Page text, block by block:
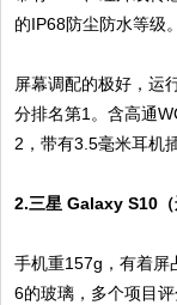
的IP68防尘防水等级。
屏幕调配的极好，运
分排名第1。含高通
2，带有3.5毫米耳机
2.三星 Galaxy S10（
手机重157g，有着屏
6的玻璃，多个项目